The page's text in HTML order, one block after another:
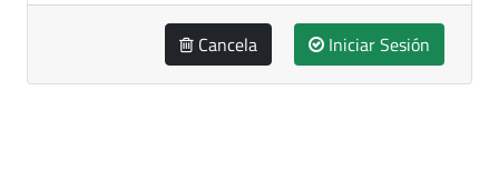
Cancela Iniciar Sesión